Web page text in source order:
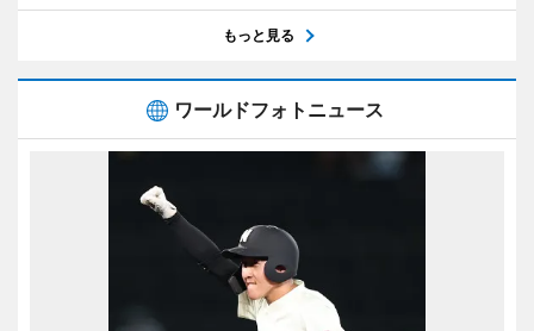
もっと見る
ワールドフォトニュース